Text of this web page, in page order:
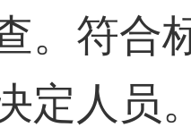
。符合
定人员